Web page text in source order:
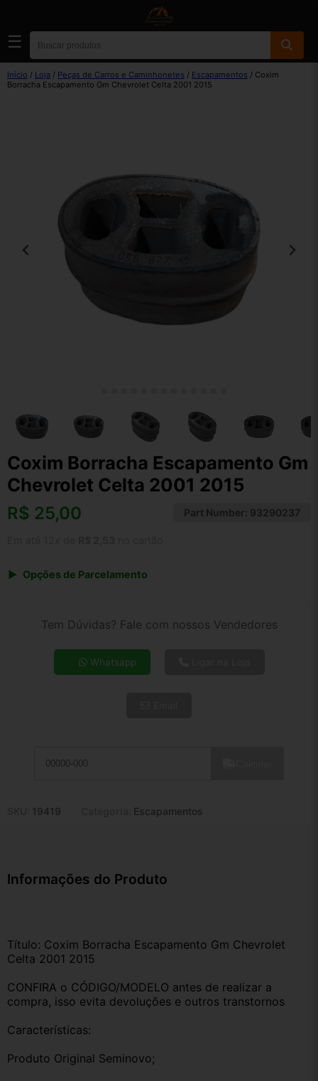
☰
Início / Loja / Peças de Carros e Caminhonetes / Escapamentos / Coxim
Borracha Escapamento Gm Chevrolet Celta 2001 2015
Coxim Borracha Escapamento Gm
Chevrolet Celta 2001 2015
R$ 25,00 Part Number: 93290237
Opções de Parcelamento
4x de R$ 6,93
5x de R$ 5,62
10x de R$ 2,97
Tem Dúvidas? Fale com nossos Vendedores
Whatsapp
19419 Escapamentos
Informações do Produto
Título: Coxim Borracha Escapamento Gm Chevrolet
Celta 2001 2015
CONFIRA o CÓDIGO/MODELO antes de realizar a
compra, isso evita devoluções e outros transtornos
Características:
Produto Original Seminovo;